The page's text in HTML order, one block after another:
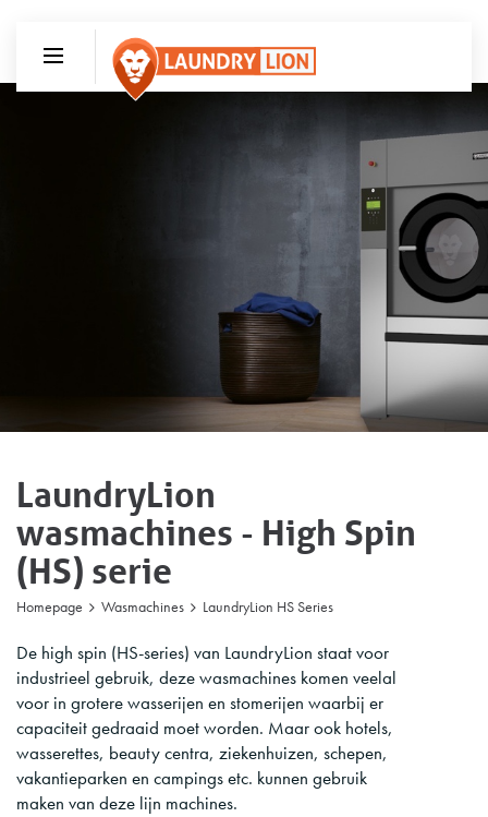
LaundryLion
wasmachines - High Spin
(HS) serie
Homepage Wasmachines LaundryLion HS Series
De high spin (HS-series) van LaundryLion staat voor
industrieel gebruik, deze wasmachines komen veelal
voor in grotere wasserijen en stomerijen waarbij er
capaciteit gedraaid moet worden. Maar ook hotels,
wasserettes, beauty centra, ziekenhuizen, schepen,
vakantieparken en campings etc. kunnen gebruik
maken van deze lijn machines.